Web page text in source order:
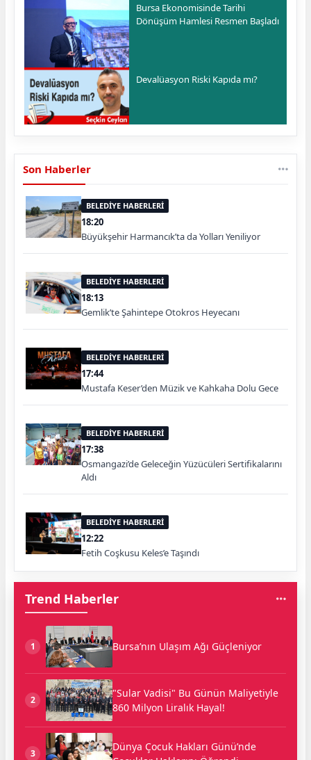
Bursa Ekonomisinde Tarihi
Dönüşüm Hamlesi Resmen Başladı
Devalüasyon Riski Kapıda mı?
Son Haberler
BELEDİYE HABERLERİ
18:20
Büyükşehir Harmancık’ta da Yolları Yeniliyor
BELEDİYE HABERLERİ
18:13
Gemlik’te Şahintepe Otokros Heyecanı
BELEDİYE HABERLERİ
17:44
Mustafa Keser’den Müzik ve Kahkaha Dolu Gece
BELEDİYE HABERLERİ
17:38
Osmangazi’de Geleceğin Yüzücüleri Sertifikalarını
Aldı
BELEDİYE HABERLERİ
12:22
Fetih Coşkusu Keles’e Taşındı
Trend Haberler
1 Bursa’nın Ulaşım Ağı Güçleniyor
2
"Sular Vadisi" Bu Günün Maliyetiyle
860 Milyon Liralık Hayal!
3
Dünya Çocuk Hakları Günü’nde